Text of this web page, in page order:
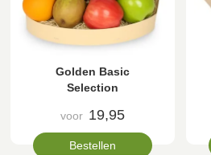
Golden Basic
Selection
voor 19,95
Bestellen